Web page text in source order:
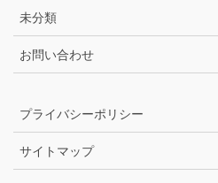
未分類
お問い合わせ
プライバシーポリシー
サイトマップ